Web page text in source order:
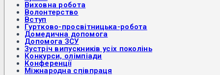
Виховна робота
Волонтерство
Вступ
Гуртково-просвітницька-робота
Домедична допомога
Допомога ЗСУ
Зустріч випускників усіх поколінь
Конкурси, олімпіади
Конференції
Міжнародна співпраця